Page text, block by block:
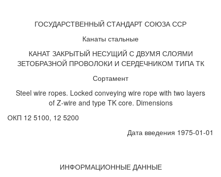
ГОСУДАРСТВЕННЫЙ СТАНДАРТ СОЮЗА ССР
Канаты стальные
КАНАТ ЗАКРЫТЫЙ НЕСУЩИЙ С ДВУМЯ СЛОЯМИ
ЗЕТОБРАЗНОЙ ПРОВОЛОКИ И СЕРДЕЧНИКОМ ТИПА ТК
Сортамент
Steel wire ropes. Locked conveying wire rope with two layers
of Z-wire and type TK core. Dimensions
ОКП 12 5100, 12 5200
Дата введения 1975-01-01
ИНФОРМАЦИОННЫЕ ДАННЫЕ